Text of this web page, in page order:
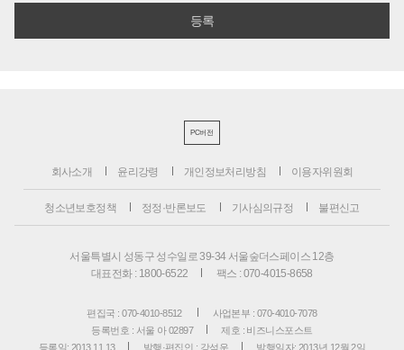
PC버전
회사소개 윤리강령 개인정보처리방침 이용자위원회
청소년보호정책 정정·반론보도 기사심의규정 불편신고
서울특별시 성동구 성수일로 39-34 서울숲더스페이스 12층
대표전화 : 1800-6522
팩스 : 070-4015-8658
편집국 : 070-4010-8512
사업본부 : 070-4010-7078
등록번호 : 서울 아 02897
제호 : 비즈니스포스트
등록일: 2013.11.13
발행·편집인 : 강석운 발행일자: 2013년 12월 2일